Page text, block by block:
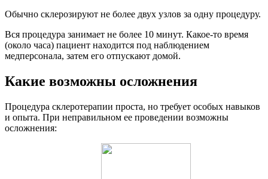
Обычно склерозируют не более двух узлов за одну процедуру.
Вся процедура занимает не более 10 минут. Какое-то время
(около часа) пациент находится под наблюдением
медперсонала, затем его отпускают домой.
Какие возможны осложнения
Процедура склеротерапии проста, но требует особых навыков
и опыта. При неправильном ее проведении возможны
осложнения: